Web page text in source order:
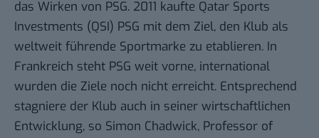
das Wirken von PSG. 2011 kaufte Qatar Sports
Investments (QSI) PSG mit dem Ziel, den Klub als
weltweit führende Sportmarke zu etablieren. In
Frankreich steht PSG weit vorne, international
wurden die Ziele noch nicht erreicht. Entsprechend
stagniere der Klub auch in seiner wirtschaftlichen
Entwicklung, so Simon Chadwick, Professor of